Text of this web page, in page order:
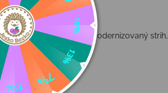
ModelPlayfulprináša modernizovaný strih,